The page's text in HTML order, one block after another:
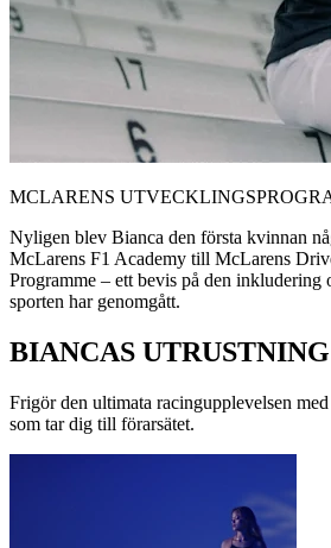
MCLARENS
Nyligen blev Bianca den första kvinnan
McLarens F1 Academy till McLarens
Programme – ett bevis på den inkludering
sporten har genomgått.
BIANCAS UTRUSTNING
Frigör den ultimata racingupplevelsen
som tar dig till förarsätet.